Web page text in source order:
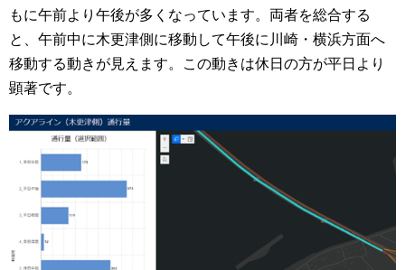
もに午前より午後が多くなっています。両者を総合する
と、午前中に木更津側に移動して午後に川崎・横浜方面へ
移動する動きが見えます。この動きは休日の方が平日より
顕著です。